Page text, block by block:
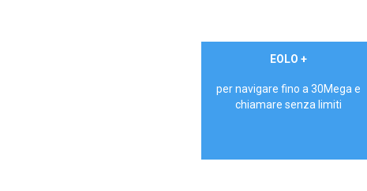
€ 24,90/meseEOLO +
per navigare fino a 30Mega e
chiamare senza limiti